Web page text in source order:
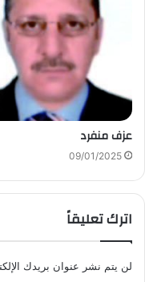
عزف منفرد
09/01/2025
اترك تعليقاً
لن يتم نشر عنوان بريدك